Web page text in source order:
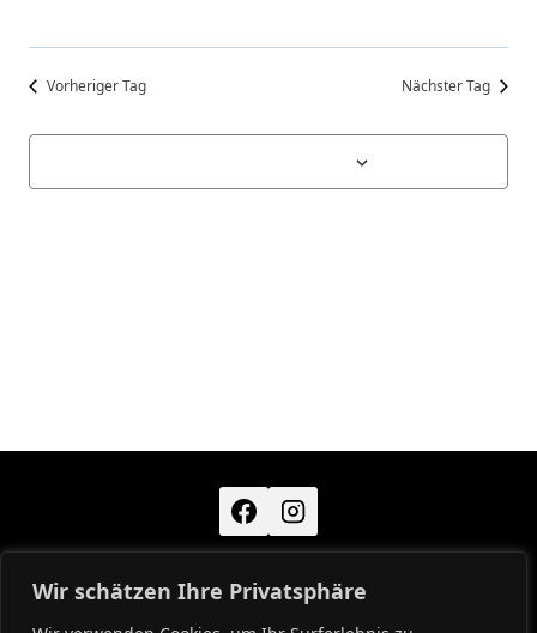
Wir schätzen Ihre Privatsphäre
Vorheriger Tag Nächster Tag
KONTAKT IMPRESSUM DATENSCHUTZ